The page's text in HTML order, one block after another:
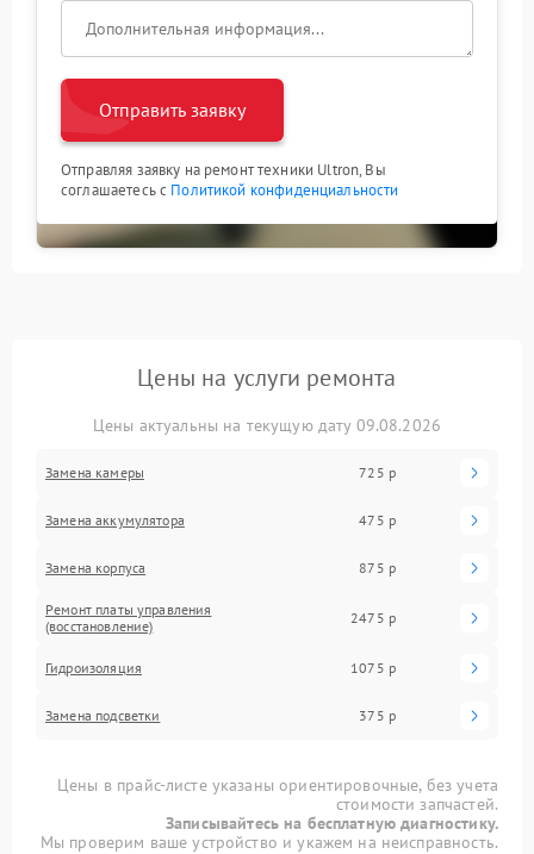
Отправить заявку
Отправляя заявку на ремонт техники Ultron, Вы
соглашаетесь с Политикой конфиденциальности
Цены на услуги ремонта
Цены актуальны на текущую дату 09.08.2026
Замена камеры 725 р
Замена аккумулятора 475 р
Замена корпуса 875 р
Ремонт платы управления
(восстановление)
2475 р
Гидроизоляция 1075 р
Замена подсветки 375 р
Цены в прайс-листе указаны ориентировочные, без учета
стоимости запчастей.
Записывайтесь на бесплатную диагностику.
Мы проверим ваше устройство и укажем на неисправность.